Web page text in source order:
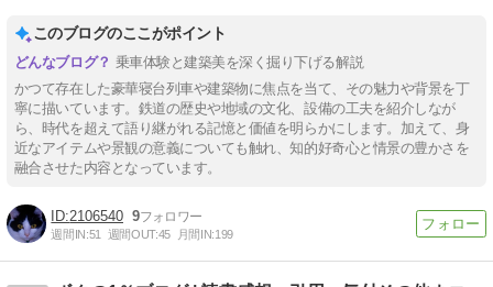
このブログのここがポイント
乗車体験と建築美を深く掘り下げる解説
かつて存在した豪華寝台列車や建築物に焦点を当て、その魅力や背景を丁
寧に描いています。鉄道の歴史や地域の文化、設備の工夫を紹介しなが
ら、時代を超えて語り継がれる記憶と価値を明らかにします。加えて、身
近なアイテムや景観の意義についても触れ、知的好奇心と情景の豊かさを
融合させた内容となっています。
2106540 9
週間IN:51 週間OUT:45 月間IN:199